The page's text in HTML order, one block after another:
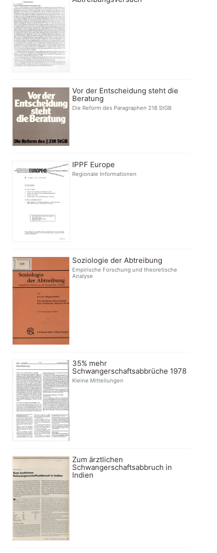
Vor der Entscheidung steht die
Beratung
Die Reform des Paragraphen 218 StGB
IPPF Europe
Regionale Informationen
Soziologie der Abtreibung
Empirische Forschung und theoretische
Analyse
35% mehr
Schwangerschaftsabbrüche 1978
Kleine Mitteilungen
Zum ärztlichen
Schwangerschaftsabbruch in
Indien